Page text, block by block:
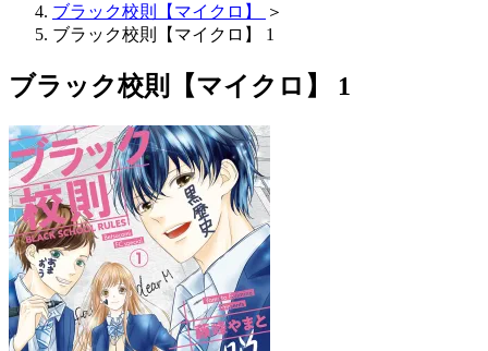
ブラック校則【マイクロ】
＞
ブラック校則【マイクロ】 1
ブラック校則【マイクロ】 1